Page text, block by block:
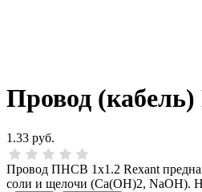
Провод
1.33 руб.
Провод ПНСВ 1х1.2 Rexant
соли и щелочи (Са(ОН)2, NaOH).